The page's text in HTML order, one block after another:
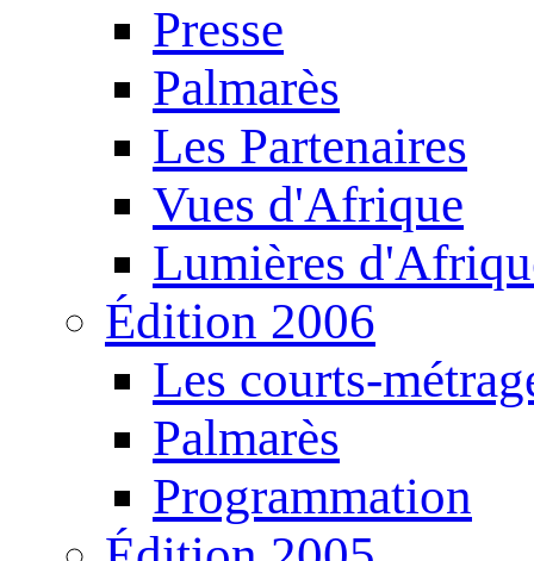
Presse
Palmarès
Les Partenaires
Vues d'Afrique
Lumières
Édition 2006
Les courts-
Palmarès
Programmation